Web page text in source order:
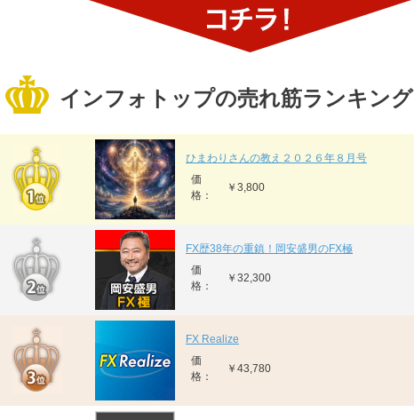
インフォトップの売れ筋ランキング
ひまわりさんの教え２０２６年８月号
価
格：
￥3,800
FX歴38年の重鎮！岡安盛男のFX極
価
格：
￥32,300
FX Realize
価
格：
￥43,780